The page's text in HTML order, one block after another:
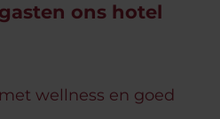
ons hotel
wellness en goed